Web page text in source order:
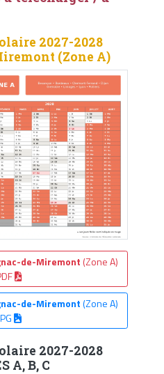
2027-2028
(Zone A)
de-Miremont (Zone A)
de-Miremont(Zone A)
2027-2028
A, B, C